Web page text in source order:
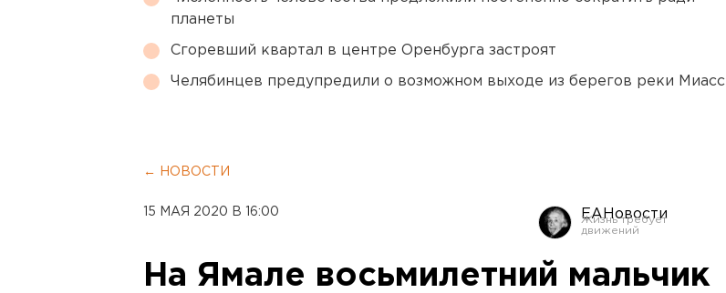
планеты
Сгоревший квартал в центре Оренбурга застроят
Челябинцев предупредили о возможном выходе из берегов реки Миасс
← НОВОСТИ
15 МАЯ 2020 В 16:00 ЕАНовости
На Ямале восьмилетний мальчик